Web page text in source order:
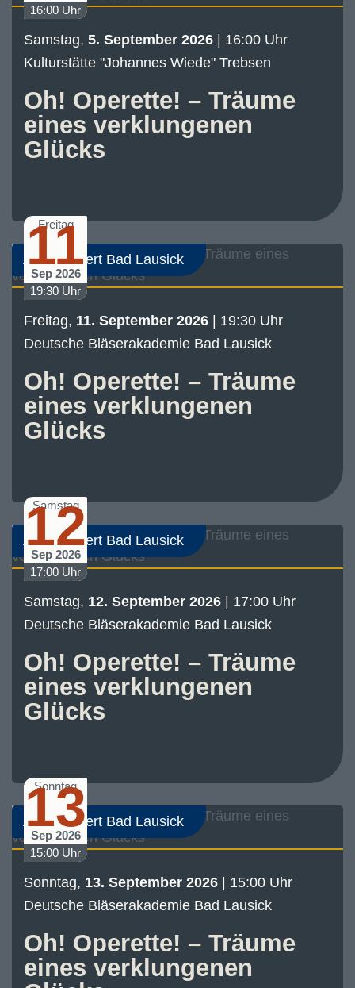
16:00 Uhr
Samstag, 5. September 2026 | 16:00 Uhr
Kulturstätte "Johannes Wiede" Trebsen
Oh! Operette! – Träume
eines verklungenen
Glücks
Abo-Konzert Bad Lausick
Freitag
11
Sep 2026
19:30 Uhr
Freitag, 11. September 2026 | 19:30 Uhr
Deutsche Bläserakademie Bad Lausick
Oh! Operette! – Träume
eines verklungenen
Glücks
Abo-Konzert Bad Lausick
Samstag
12
Sep 2026
17:00 Uhr
Samstag, 12. September 2026 | 17:00 Uhr
Deutsche Bläserakademie Bad Lausick
Oh! Operette! – Träume
eines verklungenen
Glücks
Abo-Konzert Bad Lausick
Sonntag
13
Sep 2026
15:00 Uhr
Sonntag, 13. September 2026 | 15:00 Uhr
Deutsche Bläserakademie Bad Lausick
Oh! Operette! – Träume
eines verklungenen